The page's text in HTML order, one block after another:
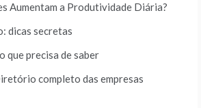
Aumentam a Produtividade Diária?
dicas secretas
que precisa de saber
completo das empresas